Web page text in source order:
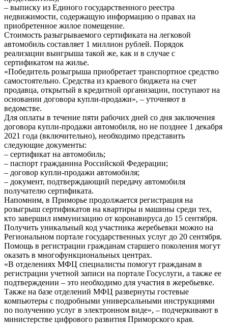
– выписку из Единого государственного реестра
недвижимости, содержащую информацию о правах на
приобретенное жилое помещение.
Стоимость разыгрываемого сертификата на легковой
автомобиль составляет 1 миллион рублей. Порядок
реализации выигрыша такой же, как и в случае с
сертификатом на жилье.
«Победитель розыгрыша приобретает транспортное средство
самостоятельно. Средства из краевого бюджета на счет
продавца, открытый в кредитной организации, поступают на
основании договора купли-продажи», – уточняют в
ведомстве.
Для оплаты в течение пяти рабочих дней со дня заключения
договора купли-продажи автомобиля, но не позднее 1 декабря
2021 года (включительно), необходимо представить
следующие документы:
– сертификат на автомобиль;
– паспорт гражданина Российской Федерации;
– договор купли-продажи автомобиля;
– документ, подтверждающий передачу автомобиля
получателю сертификата.
Напомним, в Приморье продолжается регистрация на
розыгрыш сертификатов на квартиры и машины среди тех,
кто завершил иммунизацию от коронавируса до 15 сентября.
Получить уникальный код участника жеребьевки можно на
Региональном портале государственных услуг до 20 сентября.
Помощь в регистрации гражданам старшего поколения могут
оказать в многофункциональных центрах.
«В отделениях МФЦ специалисты помогут гражданам в
регистрации учетной записи на портале Госуслуги, а также ее
подтверждении – это необходимо для участия в жеребьевке.
Также на базе отделений МФЦ развернуты гостевые
компьютеры с подробными универсальными инструкциями
по получению услуг в электронном виде», – подчеркивают в
министерстве цифрового развития Приморского края.